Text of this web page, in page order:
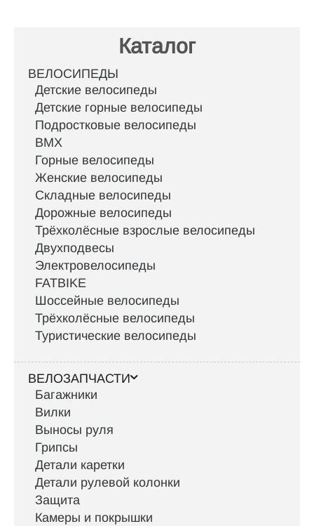
Каталог
ВЕЛОСИПЕДЫ
Детские велосипеды
Детские горные велосипеды
Подростковые велосипеды
BMX
Горные велосипеды
Женские велосипеды
Складные велосипеды
Дорожные велосипеды
Трёхколёсные взрослые велосипеды
Двухподвесы
Электровелосипеды
FATBIKE
Шоссейные велосипеды
Трёхколёсные велосипеды
Туристические велосипеды
ВЕЛОЗАПЧАСТИ
Багажники
Вилки
Выносы руля
Грипсы
Детали каретки
Детали рулевой колонки
Защита
Камеры и покрышки